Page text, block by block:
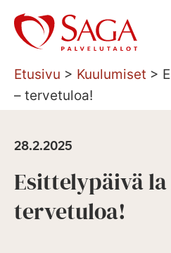
Siirry
sisältöön
Etusivu > Kuulumiset >
– tervetuloa!
28.2.2025
Esittelypäivä la
tervetuloa!